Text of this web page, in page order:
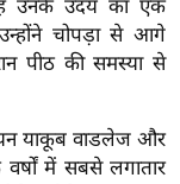
उनके उदय का एक
चोपड़ा से आगे
पीठ की समस्या से
याकूब वाडलेज और
में सबसे लगातार